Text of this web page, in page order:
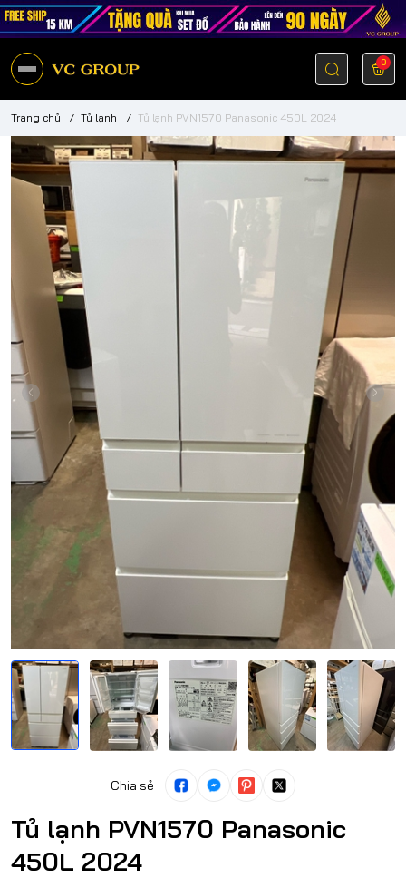
0
Trang chủ / Tủ lạnh / Tủ lạnh PVN1570 Panasonic 450L 2024
Chia sẻ
Tủ lạnh PVN1570 Panasonic
450L 2024